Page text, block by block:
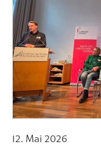
12. Mai 2026